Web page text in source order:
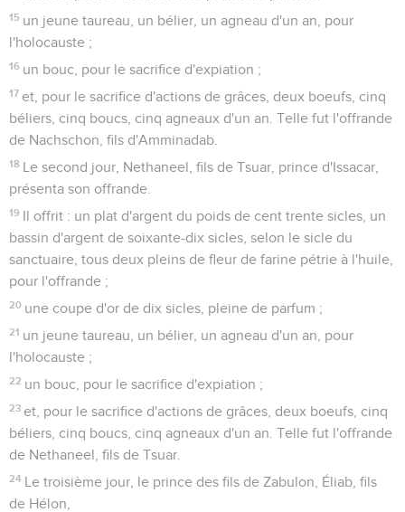
15 un jeune taureau, un bélier, un agneau d'un an, pour
l'holocauste ;
16 un bouc, pour le sacrifice d'expiation ;
17 et, pour le sacrifice d'actions de grâces, deux boeufs, cinq
béliers, cinq boucs, cinq agneaux d'un an. Telle fut l'offrande
de Nachschon, fils d'Amminadab.
18 Le second jour, Nethaneel, fils de Tsuar, prince d'Issacar,
présenta son offrande.
19 Il offrit : un plat d'argent du poids de cent trente sicles, un
bassin d'argent de soixante-dix sicles, selon le sicle du
sanctuaire, tous deux pleins de fleur de farine pétrie à l'huile,
pour l'offrande ;
20 une coupe d'or de dix sicles, pleine de parfum ;
21 un jeune taureau, un bélier, un agneau d'un an, pour
l'holocauste ;
22 un bouc, pour le sacrifice d'expiation ;
23 et, pour le sacrifice d'actions de grâces, deux boeufs, cinq
béliers, cinq boucs, cinq agneaux d'un an. Telle fut l'offrande
de Nethaneel, fils de Tsuar.
24 Le troisième jour, le prince des fils de Zabulon, Éliab, fils
de Hélon,